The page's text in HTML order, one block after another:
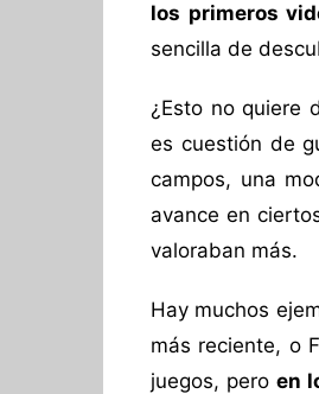
los primeros
sencilla de
¿Esto no quiere
es cuestión de
campos, una
avance en
valoraban más.
Hay muchos
más reciente, o
juegos, pero en